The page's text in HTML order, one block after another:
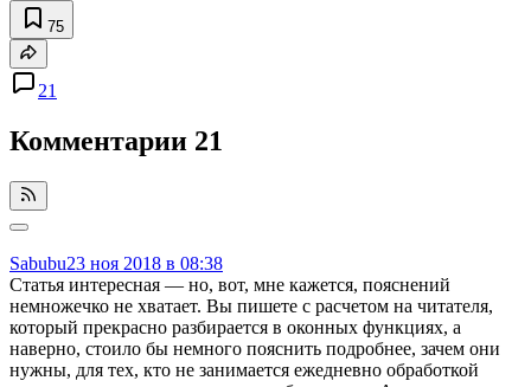
75
21
Комментарии 21
Sabubu23 ноя 2018 в 08:38
Статья интересная — но, вот, мне кажется, пояснений
немножечко не хватает. Вы пишете с расчетом на читателя,
который прекрасно разбирается в оконных функциях, а
наверно, стоило бы немного пояснить подробнее, зачем они
нужны, для тех, кто не занимается ежедневно обработкой